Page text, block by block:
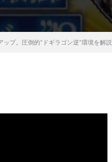
プ。圧倒的”ドギラゴン逆”環境を解